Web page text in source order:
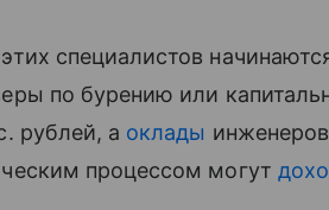
специалистов
по бурению или
рублей, а оклады
процессом могут